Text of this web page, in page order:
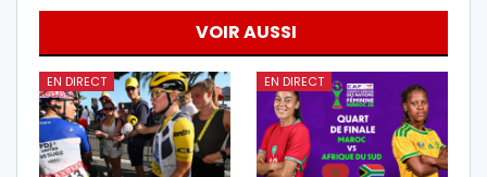
VOIR AUSSI
EN DIRECT EN DIRECT